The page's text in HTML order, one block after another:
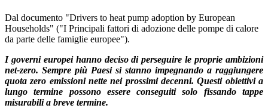
Dal documento "Drivers to heat pump adoption by European
Households" ("I Principali fattori di adozione delle pompe di calore
da parte delle famiglie europee").
I governi europei hanno deciso di perseguire le proprie ambizioni
net-zero. Sempre più Paesi si stanno impegnando a raggiungere
quota zero emissioni nette nei prossimi decenni. Questi obiettivi a
lungo termine possono essere conseguiti solo fissando tappe
misurabili a breve termine.